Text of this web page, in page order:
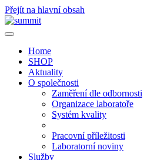
Přejít na hlavní obsah
Home
SHOP
Aktuality
O společnosti
Zaměření dle odbornosti
Organizace laboratoře
Systém kvality
Pracovní příležitosti
Laboratorní noviny
Služby